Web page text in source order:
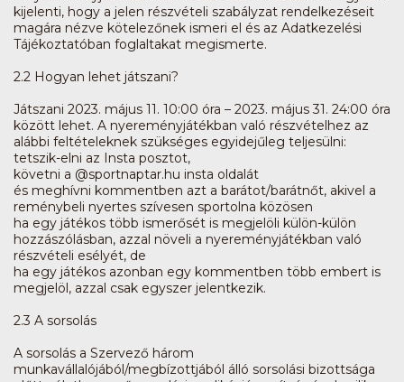
kijelenti, hogy a jelen részvételi szabályzat rendelkezéseit
magára nézve kötelezőnek ismeri el és az Adatkezelési
Tájékoztatóban foglaltakat megismerte.
2.2 Hogyan lehet játszani?
Játszani 2023. május 11. 10:00 óra – 2023. május 31. 24:00 óra
között lehet. A nyereményjátékban való részvételhez az
alábbi feltételeknek szükséges egyidejűleg teljesülni:
tetszik-elni az Insta posztot,
követni a @sportnaptar.hu insta oldalát
és meghívni kommentben azt a barátot/barátnőt, akivel a
reménybeli nyertes szívesen sportolna közösen
ha egy játékos több ismerősét is megjelöli külön-külön
hozzászólásban, azzal növeli a nyereményjátékban való
részvételi esélyét, de
ha egy játékos azonban egy kommentben több embert is
megjelöl, azzal csak egyszer jelentkezik.
2.3 A sorsolás
A sorsolás a Szervező három
munkavállalójából/megbízottjából álló sorsolási bizottsága